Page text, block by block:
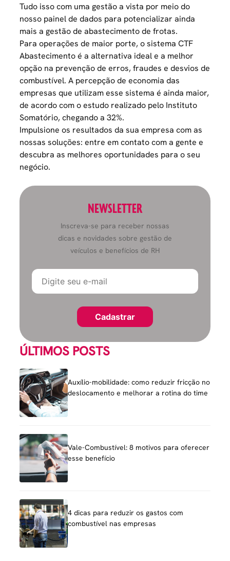
Tudo isso com uma gestão a vista por meio do
nosso painel de dados para potencializar ainda
mais a gestão de abastecimento de frotas.
Para operações de maior porte, o sistema CTF
Abastecimento é a alternativa ideal e a melhor
opção na prevenção de erros, fraudes e desvios de
combustível. A percepção de economia das
empresas que utilizam esse sistema é ainda maior,
de acordo com o estudo realizado pelo Instituto
Somatório, chegando a 32%.
Impulsione os resultados da sua empresa com as
nossas soluções: entre em contato com a gente e
descubra as melhores oportunidades para o seu
negócio.
NEWSLETTER
Inscreva-se para receber nossas
dicas e novidades sobre gestão de
veículos e benefícios de RH
ÚLTIMOS POSTS
Auxílio-mobilidade: como reduzir fricção no
deslocamento e melhorar a rotina do time
Vale-Combustível: 8 motivos para oferecer
esse benefício
4 dicas para reduzir os gastos com
combustível nas empresas